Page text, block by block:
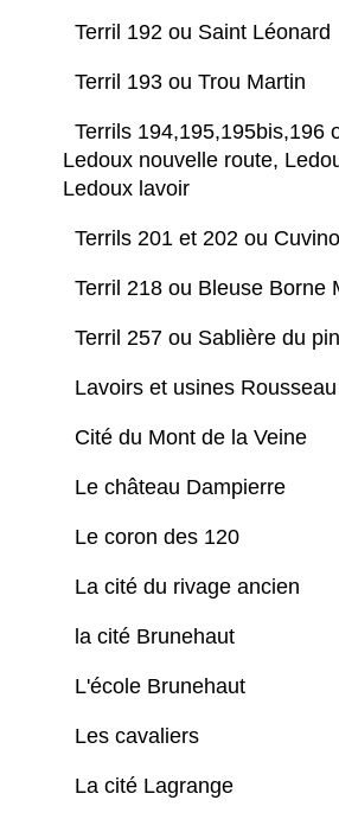
Terril 192 ou Saint Léonard
Terril 193 ou Trou Martin
Terrils 194,195,195bis,196
Ledoux nouvelle route,
Ledoux lavoir
Terrils 201 et 202 ou
Terril 218 ou Bleuse Borne
Terril 257 ou Sablière du
Lavoirs et usines Rousseau
Cité du Mont de la Veine
Le château Dampierre
Le coron des 120
La cité du rivage ancien
la cité Brunehaut
L'école Brunehaut
Les cavaliers
La cité Lagrange